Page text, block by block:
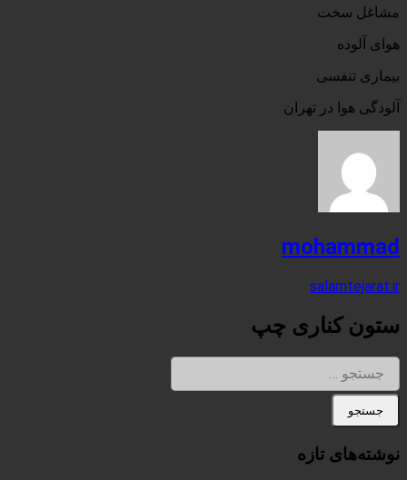
مشاغل سخت
هوای آلوده
بیماری تنفسی
آلودگی هوا در تهران
mohammad
salamtejarat.ir
ستون کناری چپ
جستجو برای:
نوشته‌های تازه